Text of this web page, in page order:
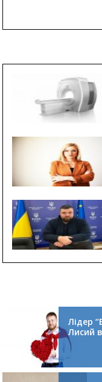
Лідер
Лисий